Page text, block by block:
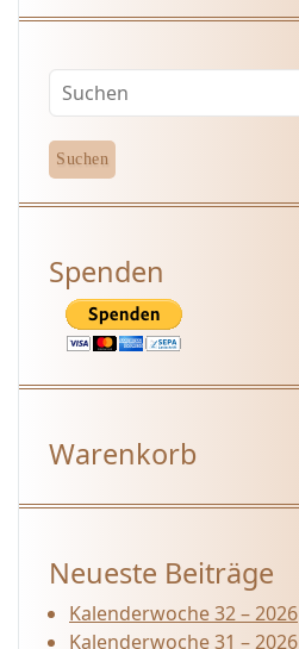
Spenden
Warenkorb
Neueste Beiträge
Kalenderwoche 32 – 2026
Kalenderwoche 31 – 2026